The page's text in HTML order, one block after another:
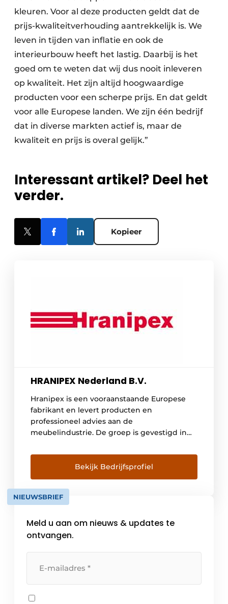
kleuren. Voor al deze producten geldt dat de
prijs-kwaliteitverhouding aantrekkelijk is. We
leven in tijden van inflatie en ook de
interieurbouw heeft het lastig. Daarbij is het
goed om te weten dat wij dus nooit inleveren
op kwaliteit. Het zijn altijd hoogwaardige
producten voor een scherpe prijs. En dat geldt
voor alle Europese landen. We zijn één bedrijf
dat in diverse markten actief is, maar de
kwaliteit en prijs is overal gelijk.”
Interessant artikel? Deel het
verder.
Kopieer
HRANIPEX Nederland B.V.
Hranipex is een vooraanstaande Europese
fabrikant en levert producten en
professioneel advies aan de
meubelindustrie. De groep is gevestigd in
1993 en is inmiddels actief in ruim 60 landen,
overal ter wereld. Het omvangrijke
productportfolio omvat meubelbeslag,
randen, lijmsoorten, reinigingsmiddelen en
andere artikelen voor de productie van
Bekijk Bedrijfsprofiel
NIEUWSBRIEF
Meld u aan om nieuws & updates te
ontvangen.